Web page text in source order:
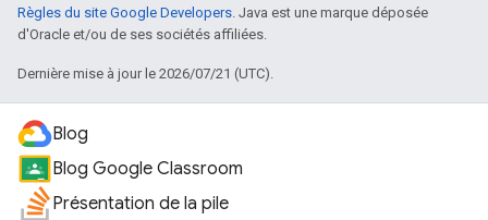
Règles du site Google Developers. Java est une marque déposée
d'Oracle et/ou de ses sociétés affiliées.
Dernière mise à jour le 2026/07/21 (UTC).
Blog
Blog Google Classroom
Présentation de la pile